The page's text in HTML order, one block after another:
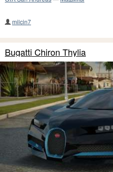
milcin7
Bugatti Chiron Thylia